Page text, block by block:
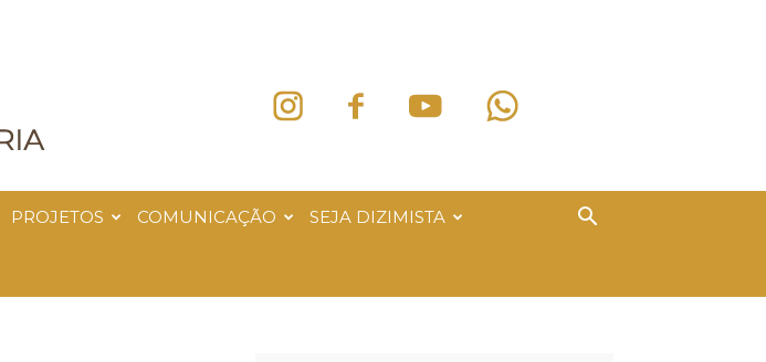
PROJETOS COMUNICAÇÃO SEJA DIZIMISTA